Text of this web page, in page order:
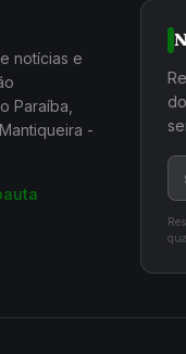
notícias e
Paraíba,
-